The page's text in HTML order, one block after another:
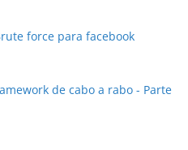
force para facebook
de cabo a rabo - Parte